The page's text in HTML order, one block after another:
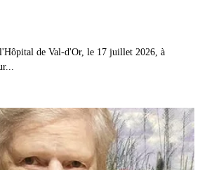
de Val-d'Or, le 17 juillet 2026, à